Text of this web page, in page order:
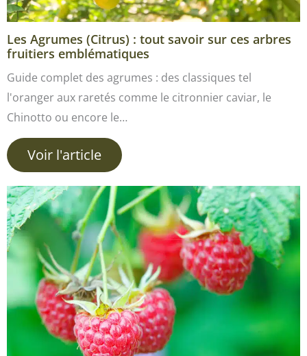
Les Agrumes (Citrus) : tout savoir sur ces arbres
fruitiers emblématiques
Guide complet des agrumes : des classiques tel
l'oranger aux raretés comme le citronnier caviar, le
Chinotto ou encore le…
Voir l'article